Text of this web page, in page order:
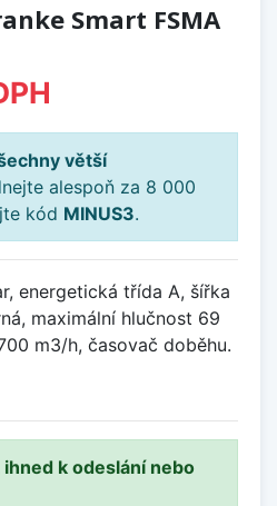
Smart FSMA
větší
alespoň za 8 000
kód MINUS3.
energetická třída A, šířka
maximální hlučnost 69
m3/h, časovač doběhu.
ihned k odeslání nebo